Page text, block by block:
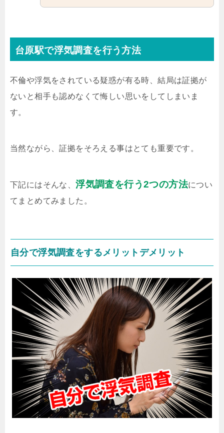
台原駅で浮気調査を行う方法
不倫や浮気をされている疑惑が有る時、結局は証拠が
ないと相手も認めなくて悔しい思いをしてしまいま
す。
当然ながら、証拠をそろえる事はとても重要です。
下記にはそんな、浮気調査を行う2つの方法につい
てまとめてみました。
自分で浮気調査をするメリットデメリット